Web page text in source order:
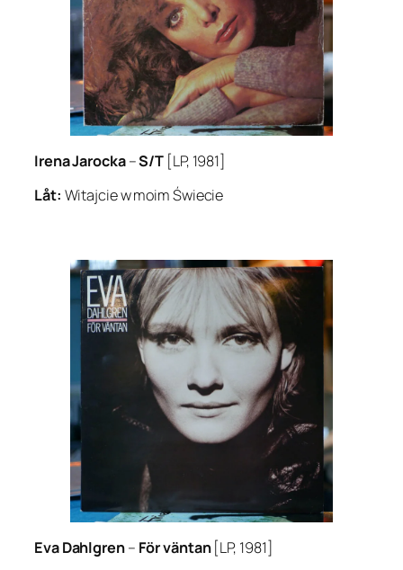
Irena Jarocka–S/T [LP, 1981]
Låt: Witajcie w moim Świecie
Eva Dahlgren– För väntan[LP, 1981]